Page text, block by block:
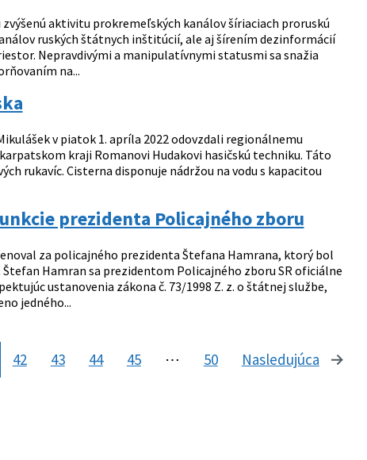
aktivitu prokremeľských kanálov šíriaciach proruskú
ruských štátnych inštitúcií, ale aj šírením dezinformácií
Nepravdivými a manipulatívnymi statusmi sa snažia
na...
v piatok 1. apríla 2022 odovzdali regionálnemu
kraji Romanovi Hudakovi hasičskú techniku. Táto
rukavíc. Cisterna disponuje nádržou na vodu s kapacitou
prezidenta Policajného zboru
za policajného prezidenta Štefana Hamrana, ktorý bol
Hamran sa prezidentom Policajného zboru SR oficiálne
ustanovenia zákona č. 73/1998 Z. z. o štátnej službe,
jedného...
42 43 44 45 ⋯ 50 Nasledujúca